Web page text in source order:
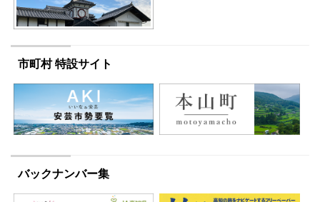
市町村 特設サイト
バックナンバー集